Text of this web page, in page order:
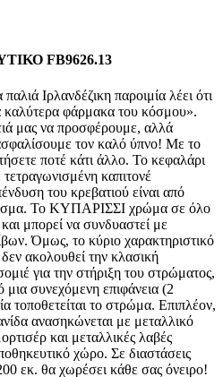
FB9626.13
Ιρλανδέζικη παροιμία λέει ότι
καλύτερα φάρμακα του κόσμου».
μας να προσφέρουμε, αλλά
τον καλό ύπνο! Με το
ποτέ κάτι άλλο. Το κεφαλάρι
καπιτονέ
του κρεβατιού είναι από
Το ΚΥΠΑΡΙΣΣΙ χρώμα σε όλο
μπορεί να συνδυαστεί με
Όμως, το κύριο χαρακτηριστικό
δεν ακολουθεί την κλασική
για την στήριξη του στρώματος,
μια συνεχόμενη επιφάνεια (2
τοποθετείται το στρώμα. Επιπλέον,
ανασηκώνεται με μεταλλικό
και μεταλλικές λαβές
χώρο. Σε διαστάσεις
εκ. θα χωρέσει κάθε σας όνειρο!